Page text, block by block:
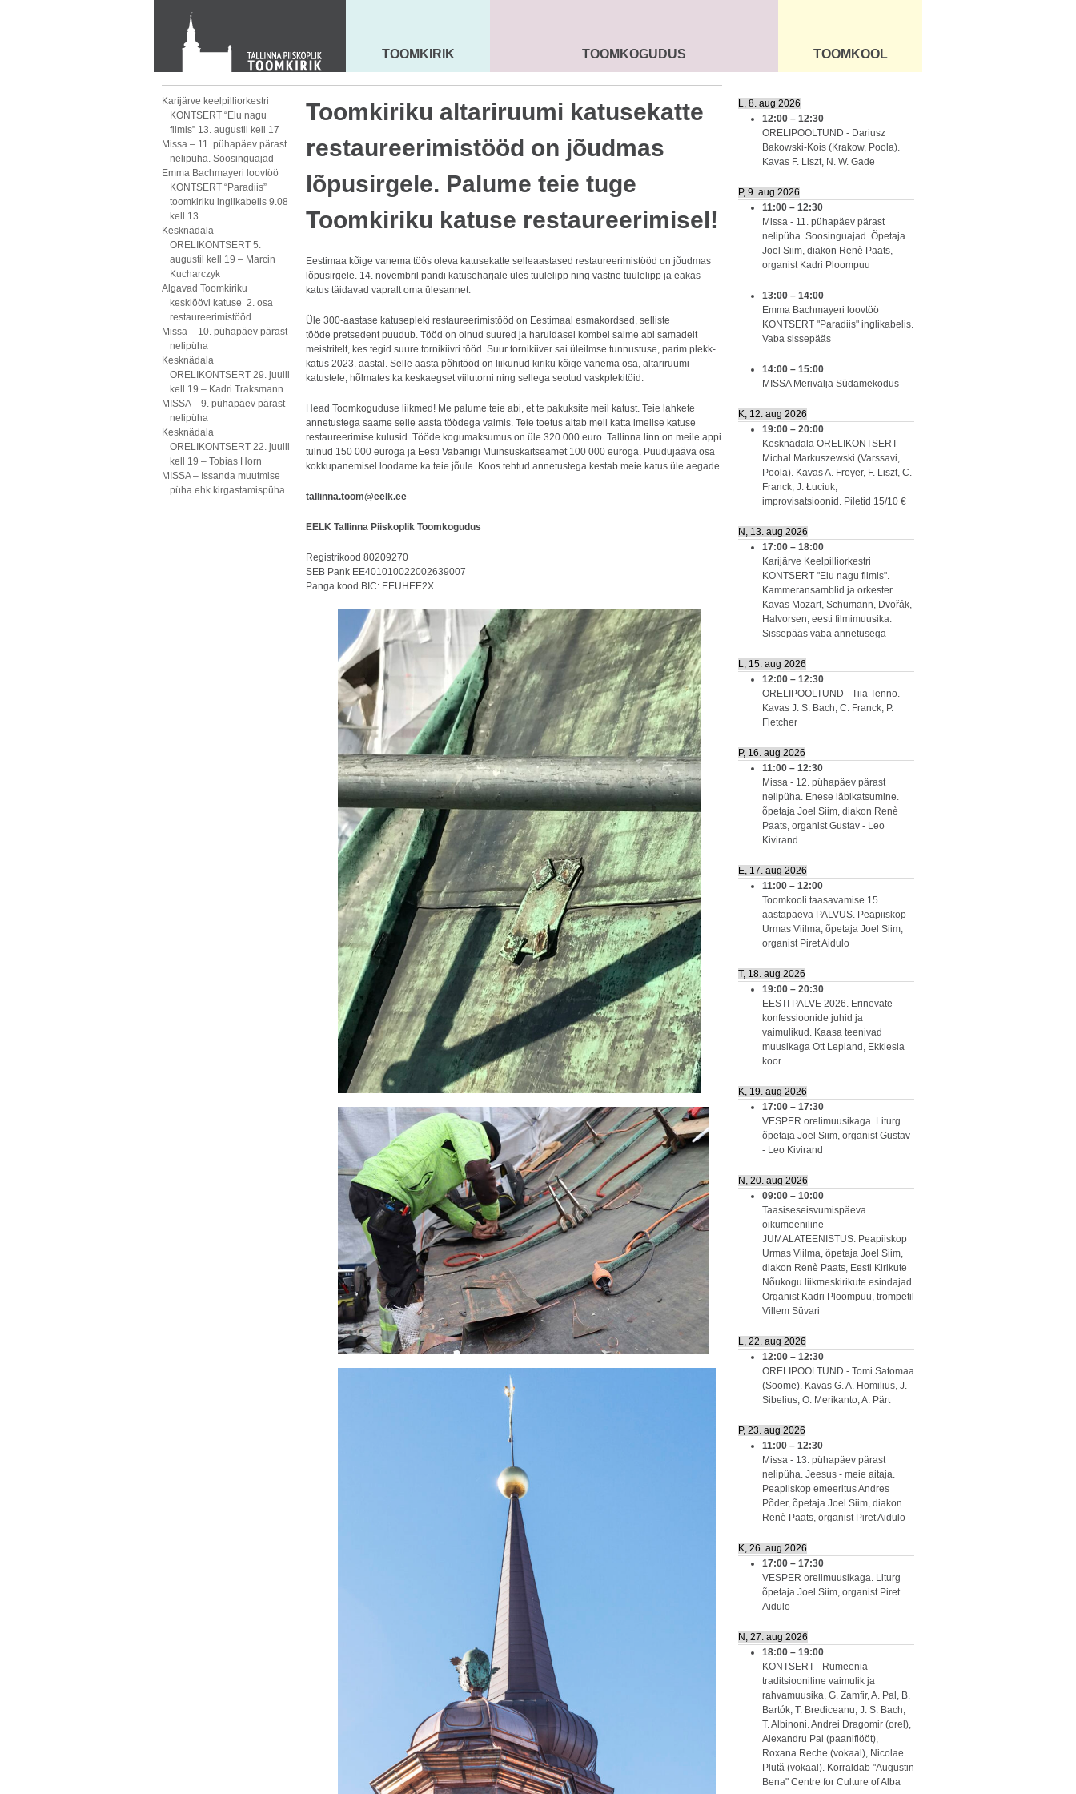
KONTAKT
Toom-Kooli 6, 10130 TALLINN
tallinna.toom@eelk.ee
MAARJA KIRIK
TOOMKIRIK SEENIORID KOGUDUS
TOOMKOGUDUS ÜLDINFO
TOOMKOOL
Karijärve keelpilliorkestri
KONTSERT “Elu nagu
filmis” 13. augustil kell 17
Missa – 11. pühapäev pärast
nelipüha. Soosinguajad
Emma Bachmayeri loovtöö
KONTSERT “Paradiis”
toomkiriku inglikabelis 9.08
kell 13
Kesknädala
ORELIKONTSERT 5.
augustil kell 19 – Marcin
Kucharczyk
Algavad Toomkiriku
kesklöövi katuse 2. osa
restaureerimistööd
Missa – 10. pühapäev pärast
nelipüha
Kesknädala
ORELIKONTSERT 29. juulil
kell 19 – Kadri Traksmann
MISSA – 9. pühapäev pärast
nelipüha
Kesknädala
ORELIKONTSERT 22. juulil
kell 19 – Tobias Horn
MISSA – Issanda muutmise
püha ehk kirgastamispüha
Toomkiriku altariruumi katusekatte
restaureerimistööd on jõudmas
lõpusirgele. Palume teie tuge
Toomkiriku katuse restaureerimisel!
Eestimaa kõige vanema töös oleva katusekatte selleaastased restaureerimistööd on jõudmas
lõpusirgele. 14. novembril pandi katuseharjale üles tuulelipp ning vastne tuulelipp ja eakas
katus täidavad vapralt oma ülesannet.
Üle 300-aastase katusepleki restaureerimistööd on Eestimaal esmakordsed, selliste
tööde pretsedent puudub. Tööd on olnud suured ja haruldasel kombel saime abi samadelt
meistritelt, kes tegid suure tornikiivri tööd. Suur tornikiiver sai üleilmse tunnustuse, parim plekk-
katus 2023. aastal. Selle aasta põhitööd on liikunud kiriku kõige vanema osa, altariruumi
katustele, hõlmates ka keskaegset viilutorni ning sellega seotud vaskplekitöid.
Head Toomkoguduse liikmed! Me palume teie abi, et te pakuksite meil katust. Teie lahkete
annetustega saame selle aasta töödega valmis. Teie toetus aitab meil katta imelise katuse
restaureerimise kulusid. Tööde kogumaksumus on üle 320 000 euro. Tallinna linn on meile appi
tulnud 150 000 euroga ja Eesti Vabariigi Muinsuskaitseamet 100 000 euroga. Puudujääva osa
kokkupanemisel loodame ka teie jõule. Koos tehtud annetustega kestab meie katus üle aegade.
tallinna.toom@eelk.ee
EELK Tallinna Piiskoplik Toomkogudus
Registrikood 80209270
SEB Pank EE401010022002639007
Panga kood BIC: EEUHEE2X
L, 8. aug 2026
12:00 – 12:30
ORELIPOOLTUND - Dariusz
Bakowski-Kois (Krakow, Poola).
Kavas F. Liszt, N. W. Gade
P, 9. aug 2026
11:00 – 12:30
Missa - 11. pühapäev pärast
nelipüha. Soosinguajad. Õpetaja
Joel Siim, diakon Renè Paats,
organist Kadri Ploompuu
13:00 – 14:00
Emma Bachmayeri loovtöö
KONTSERT "Paradiis" inglikabelis.
Vaba sissepääs
14:00 – 15:00
MISSA Merivälja Südamekodus
K, 12. aug 2026
19:00 – 20:00
Kesknädala ORELIKONTSERT -
Michal Markuszewski (Varssavi,
Poola). Kavas A. Freyer, F. Liszt, C.
Franck, J. Łuciuk,
improvisatsioonid. Piletid 15/10 €
N, 13. aug 2026
17:00 – 18:00
Karijärve Keelpilliorkestri
KONTSERT "Elu nagu filmis".
Kammeransamblid ja orkester.
Kavas Mozart, Schumann, Dvořák,
Halvorsen, eesti filmimuusika.
Sissepääs vaba annetusega
L, 15. aug 2026
12:00 – 12:30
ORELIPOOLTUND - Tiia Tenno.
Kavas J. S. Bach, C. Franck, P.
Fletcher
P, 16. aug 2026
11:00 – 12:30
Missa - 12. pühapäev pärast
nelipüha. Enese läbikatsumine.
õpetaja Joel Siim, diakon Renè
Paats, organist Gustav - Leo
Kivirand
E, 17. aug 2026
11:00 – 12:00
Toomkooli taasavamise 15.
aastapäeva PALVUS. Peapiiskop
Urmas Viilma, õpetaja Joel Siim,
organist Piret Aidulo
T, 18. aug 2026
19:00 – 20:30
EESTI PALVE 2026. Erinevate
konfessioonide juhid ja
vaimulikud. Kaasa teenivad
muusikaga Ott Lepland, Ekklesia
koor
K, 19. aug 2026
17:00 – 17:30
VESPER orelimuusikaga. Liturg
õpetaja Joel Siim, organist Gustav
- Leo Kivirand
N, 20. aug 2026
09:00 – 10:00
Taasiseseisvumispäeva
oikumeeniline
JUMALATEENISTUS. Peapiiskop
Urmas Viilma, õpetaja Joel Siim,
diakon Renè Paats, Eesti Kirikute
Nõukogu liikmeskirikute esindajad.
Organist Kadri Ploompuu, trompetil
Villem Süvari
L, 22. aug 2026
12:00 – 12:30
ORELIPOOLTUND - Tomi Satomaa
(Soome). Kavas G. A. Homilius, J.
Sibelius, O. Merikanto, A. Pärt
P, 23. aug 2026
11:00 – 12:30
Missa - 13. pühapäev pärast
nelipüha. Jeesus - meie aitaja.
Peapiiskop emeeritus Andres
Põder, õpetaja Joel Siim, diakon
Renè Paats, organist Piret Aidulo
K, 26. aug 2026
17:00 – 17:30
VESPER orelimuusikaga. Liturg
õpetaja Joel Siim, organist Piret
Aidulo
N, 27. aug 2026
18:00 – 19:00
KONTSERT - Rumeenia
traditsiooniline vaimulik ja
rahvamuusika, G. Zamfir, A. Pal, B.
Bartók, T. Brediceanu, J. S. Bach,
T. Albinoni. Andrei Dragomir (orel),
Alexandru Pal (paaniflööt),
Roxana Reche (vokaal), Nicolae
Plută (vokaal). Korraldab "Augustin
Bena" Centre for Culture of Alba